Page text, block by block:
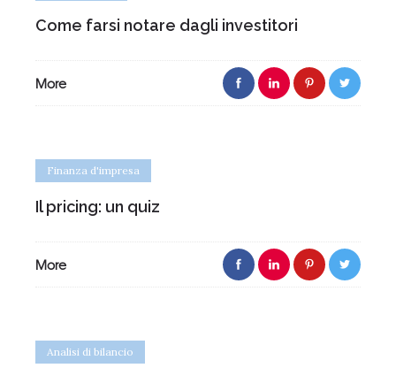
Come farsi notare dagli investitori
More
Finanza d'impresa
Il pricing: un quiz
More
Analisi di bilancio